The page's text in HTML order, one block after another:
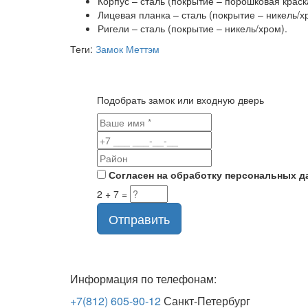
Лицевая планка – сталь (покрытие – никель/
Ригели – сталь (покрытие – никель/хром).
Теги: Замок Меттэм
Подобрать замок или входную дверь
Согласен на обработку персональных
2 + 7 =
Отправить
Информация по телефонам:
+7(812) 605-90-12Санкт-Петербург